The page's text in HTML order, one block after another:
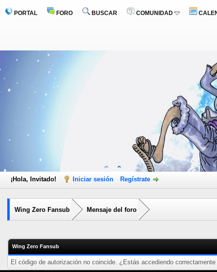
PORTAL FORO BUSCAR COMUNIDAD
¡Hola, Invitado! Iniciar sesión Regístrate
Wing Zero Fansub Mensaje del foro
Wing Zero Fansub
El código de autorización no coincide. ¿Estás accediendo